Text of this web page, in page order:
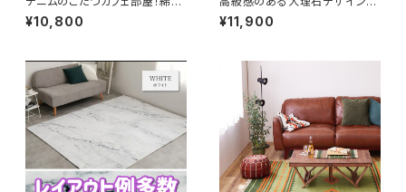
りあったかキルトのこたつ敷布団
（ネイビー）
¥10,800
モダンブラックラグ
¥11,900